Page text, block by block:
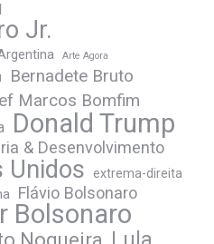
Jr.
Arte Agora
Bernadete Bruto
Marcos Bomfim
Donald Trump
& Desenvolvimento
Unidos extrema-direita
Flávio Bolsonaro
Bolsonaro